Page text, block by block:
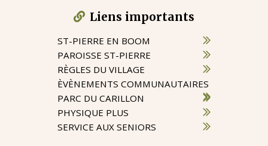
Liens importants
ST-PIERRE EN BOOM
PAROISSE ST-PIERRE
RÈGLES DU VILLAGE
ÈVÈNEMENTS COMMUNAUTAIRES
PARC DU CARILLON
PHYSIQUE PLUS
SERVICE AUX SENIORS